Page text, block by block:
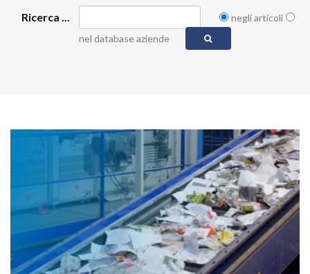
Ricerca ...
negli articoli
nel database aziende